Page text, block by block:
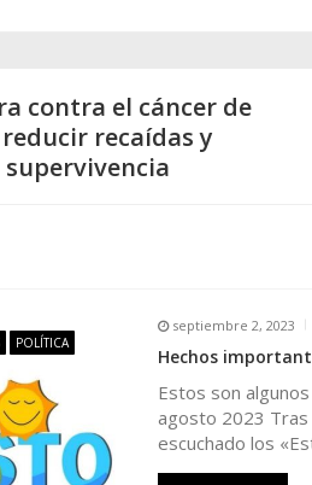
contra el cáncer de
recaídas y
POLÍTICA
septiembre 2, 2023
Hechos
Estos son
agosto 2023 Tras
escuchado los